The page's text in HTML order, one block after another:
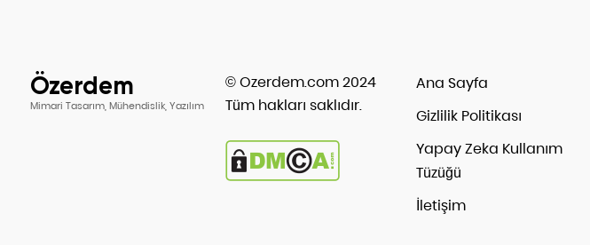
Özerdem
Mimari Tasarım, Mühendislik, Yazılım
© Ozerdem.com 2024
Tüm hakları saklıdır.
Ana Sayfa
Gizlilik Politikası
Yapay Zeka Kullanım
Tüzüğü
İletişim